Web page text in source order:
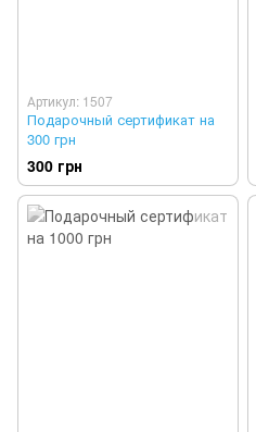
Артикул: 1507
Подарочный сертификат на
300 грн
300 грн